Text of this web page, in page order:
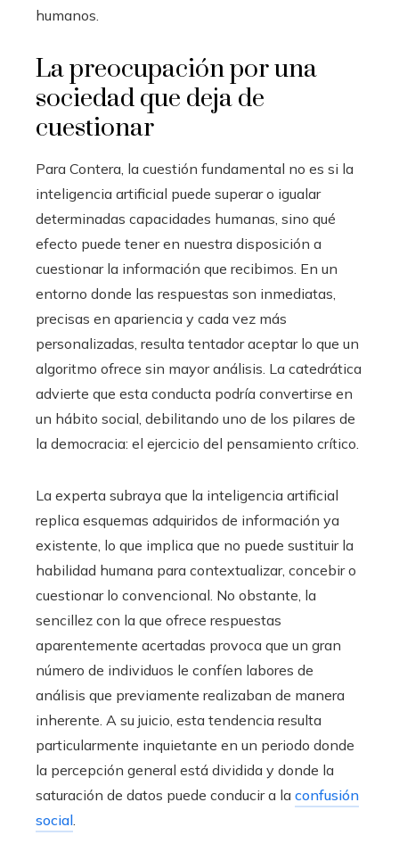
humanos.
La preocupación por una
sociedad que deja de
cuestionar
Para Contera, la cuestión fundamental no es si la
inteligencia artificial puede superar o igualar
determinadas capacidades humanas, sino qué
efecto puede tener en nuestra disposición a
cuestionar la información que recibimos. En un
entorno donde las respuestas son inmediatas,
precisas en apariencia y cada vez más
personalizadas, resulta tentador aceptar lo que un
algoritmo ofrece sin mayor análisis. La catedrática
advierte que esta conducta podría convertirse en
un hábito social, debilitando uno de los pilares de
la democracia: el ejercicio del pensamiento crítico.
La experta subraya que la inteligencia artificial
replica esquemas adquiridos de información ya
existente, lo que implica que no puede sustituir la
habilidad humana para contextualizar, concebir o
cuestionar lo convencional. No obstante, la
sencillez con la que ofrece respuestas
aparentemente acertadas provoca que un gran
número de individuos le confíen labores de
análisis que previamente realizaban de manera
inherente. A su juicio, esta tendencia resulta
particularmente inquietante en un periodo donde
la percepción general está dividida y donde la
saturación de datos puede conducir a la confusión
social.